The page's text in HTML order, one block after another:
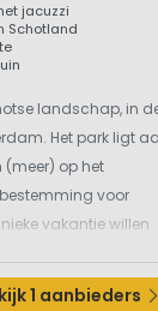
jacuzzi
Schotland
landschap, in
Het park ligt
(meer) op het
voor
vakantie willen
goede
1 aanbieders